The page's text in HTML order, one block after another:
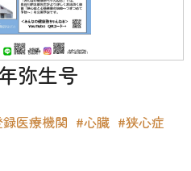
弥生号
医療機関 #心臓 #狭心症